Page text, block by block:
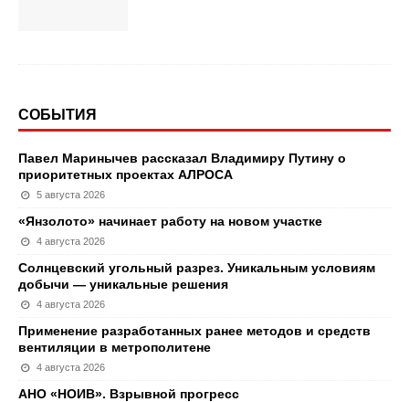
СОБЫТИЯ
Павел Маринычев рассказал Владимиру Путину о
приоритетных проектах АЛРОСА
5 августа 2026
«Янзолото» начинает работу на новом участке
4 августа 2026
Солнцевский угольный разрез. Уникальным условиям
добычи — уникальные решения
4 августа 2026
Применение разработанных ранее методов и средств
вентиляции в метрополитене
4 августа 2026
АНО «НОИВ». Взрывной прогресс